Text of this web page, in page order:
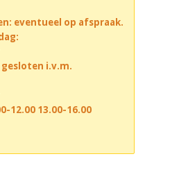
eventueel op afspraak.
gesloten i.v.m.
12.00 13.00-16.00